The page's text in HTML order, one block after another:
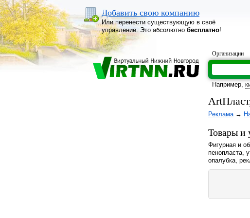
Добавить свою компанию
Или перенести существующую в своё
управление. Это абсолютно бесплатно!
Организации
Например,
Реклама→
Товары и
Фигурная и
пенопласта,
опалубка,